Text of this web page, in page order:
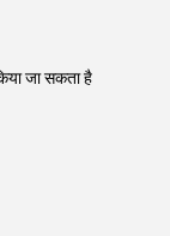
जा सकता है